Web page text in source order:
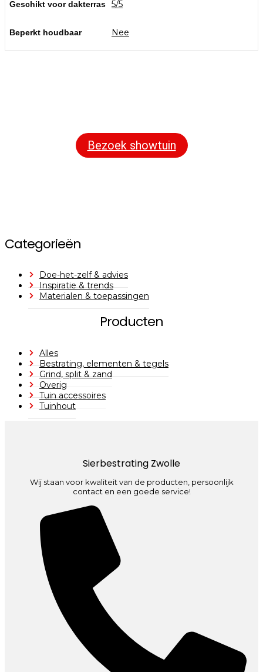
Geschikt voor dakterras 5/5
Beperkt houdbaar Nee
Bezoek showtuin
Categorieën
Doe-het-zelf & advies
Inspiratie & trends
Materialen & toepassingen
Producten
Alles
Bestrating, elementen & tegels
Grind, split & zand
Overig
Tuin accessoires
Tuinhout
Sierbestrating Zwolle
Wij staan voor kwaliteit van de producten, persoonlijk
contact en een goede service!